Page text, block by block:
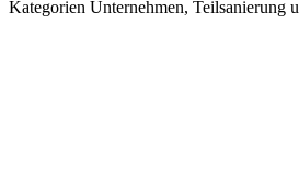
Kategorien Unternehmen, Teilsanierung